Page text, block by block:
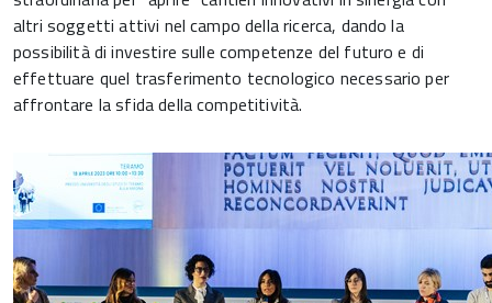
altri soggetti attivi nel campo della ricerca, dando la
possibilità di investire sulle competenze del futuro e di
effettuare quel trasferimento tecnologico necessario per
affrontare la sfida della competitività.